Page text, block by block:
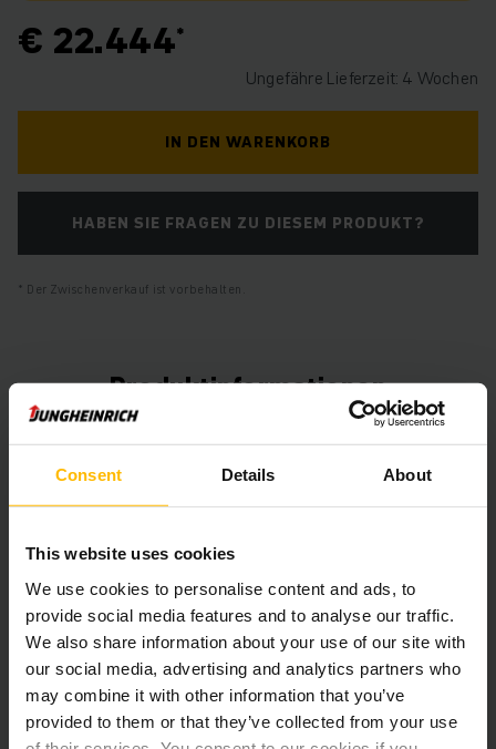
Consent Details About
This website uses cookies
We use cookies to personalise content and ads, to
provide social media features and to analyse our traffic.
We also share information about your use of our site with
our social media, advertising and analytics partners who
may combine it with other information that you’ve
provided to them or that they’ve collected from your use
€ 22.444
Ungefähre Lieferzeit: 4 Wochen
IN DEN WARENKORB
HABEN SIE FRAGEN ZU DIESEM PRODUKT?
Der Zwischenverkauf ist vorbehalten.
Produktinformationen
Der folgende Abschnitt bietet eine umfassende
Zusammenfassung der technischen Spezifikationen und
Technische Daten
Batterie Blei-Säure, 48 V / 775 Ah
Ladegerät Ja, 48 V / A
Batterie Aufarbeitungsjahr 2025